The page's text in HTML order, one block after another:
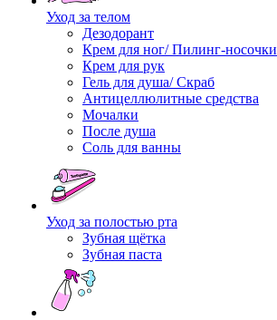
Уход за телом
Дезодорант
Крем для ног/ Пилинг-носочки
Крем для рук
Гель для душа/ Скраб
Антицеллюлитные средства
Мочалки
После душа
Соль для ванны
Уход за полостью рта
Зубная щётка
Зубная паста